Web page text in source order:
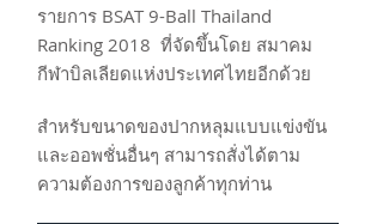
รายการ BSAT 9-Ball Thailand
Ranking 2018 ที่จัดขึ้นโดย สมาคม
กีฬาบิลเลียดแห่งประเทศไทยอีกด้วย
สำหรับขนาดของปากหลุมแบบแข่งขัน
และออพชั่นอื่นๆ สามารถสั่งได้ตาม
ความต้องการของลูกค้าทุกท่าน